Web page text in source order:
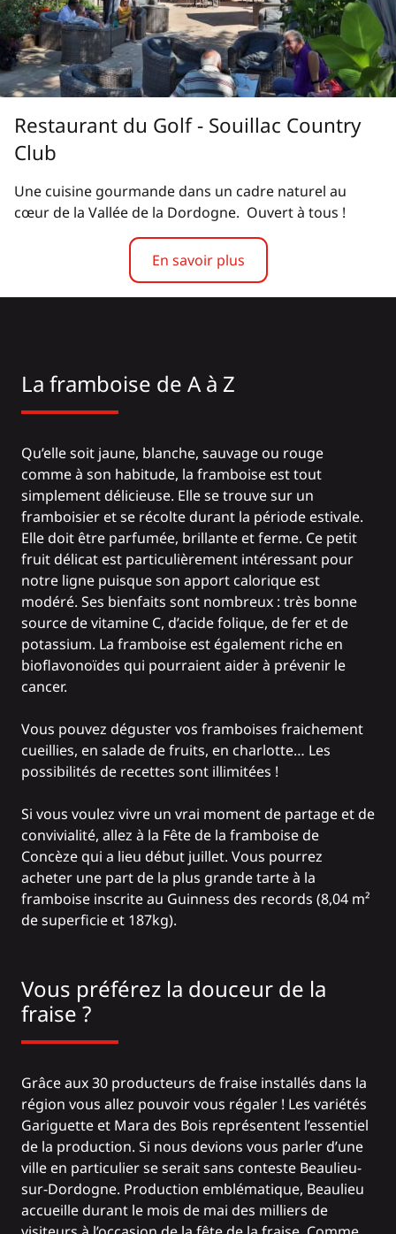
Restaurant du Golf - Souillac Country
Club
Une cuisine gourmande dans un cadre naturel au
cœur de la Vallée de la Dordogne. Ouvert à tous !
En savoir plus
La framboise de A à Z
Qu’elle soit jaune, blanche, sauvage ou rouge
comme à son habitude, la framboise est tout
simplement délicieuse. Elle se trouve sur un
framboisier et se récolte durant la période estivale.
Elle doit être parfumée, brillante et ferme. Ce petit
fruit délicat est particulièrement intéressant pour
notre ligne puisque son apport calorique est
modéré. Ses bienfaits sont nombreux : très bonne
source de vitamine C, d’acide folique, de fer et de
potassium. La framboise est également riche en
bioflavonoïdes qui pourraient aider à prévenir le
cancer.
Vous pouvez déguster vos framboises fraichement
cueillies, en salade de fruits, en charlotte… Les
possibilités de recettes sont illimitées !
Si vous voulez vivre un vrai moment de partage et de
convivialité, allez à la Fête de la framboise de
Concèze qui a lieu début juillet. Vous pourrez
acheter une part de la plus grande tarte à la
framboise inscrite au Guinness des records (8,04 m²
de superficie et 187kg).
Vous préférez la douceur de la
fraise ?
Grâce aux 30 producteurs de fraise installés dans la
région vous allez pouvoir vous régaler ! Les variétés
Gariguette et Mara des Bois représentent l’essentiel
de la production. Si nous devions vous parler d’une
ville en particulier se serait sans conteste Beaulieu-
sur-Dordogne. Production emblématique, Beaulieu
accueille durant le mois de mai des milliers de